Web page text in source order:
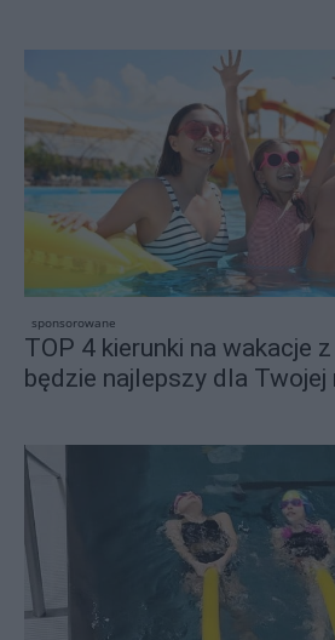
sponsorowane
TOP 4 kierunki na wakacje
będzie najlepszy dla Twojej